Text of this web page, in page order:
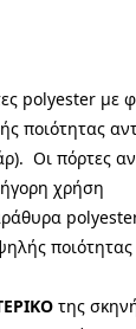
polyester με
ποιότητας
Οι πόρτες
χρήση
ποιότητας
της